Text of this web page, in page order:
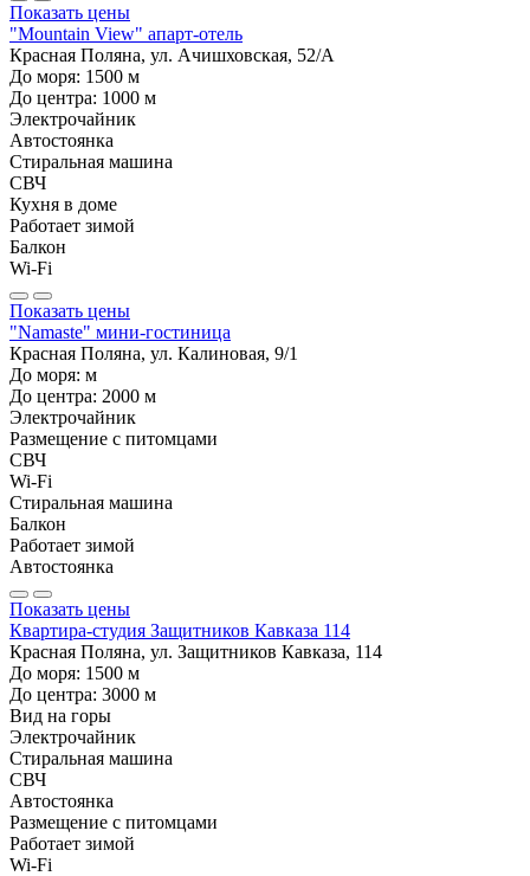
Показать цены
"Mountain View" апарт-отель
Красная Поляна, ул. Ачишховская, 52/А
До моря: 1500 м
До центра: 1000 м
Электрочайник
Автостоянка
Стиральная машина
СВЧ
Кухня в доме
Работает зимой
Балкон
Wi-Fi
Показать цены
"Namaste" мини-гостиница
Красная Поляна, ул. Калиновая, 9/1
До моря: м
До центра: 2000 м
Электрочайник
Размещение с питомцами
СВЧ
Wi-Fi
Стиральная машина
Балкон
Работает зимой
Автостоянка
Показать цены
Квартира-студия Защитников Кавказа 114
Красная Поляна, ул. Защитников Кавказа, 114
До моря: 1500 м
До центра: 3000 м
Вид на горы
Электрочайник
Стиральная машина
СВЧ
Автостоянка
Размещение с питомцами
Работает зимой
Wi-Fi